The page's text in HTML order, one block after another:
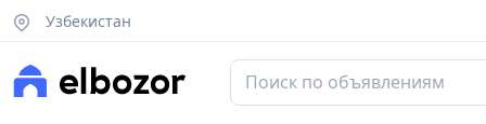
Узбекистан